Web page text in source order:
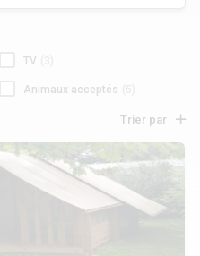
TV
Animaux acceptés
Trier par